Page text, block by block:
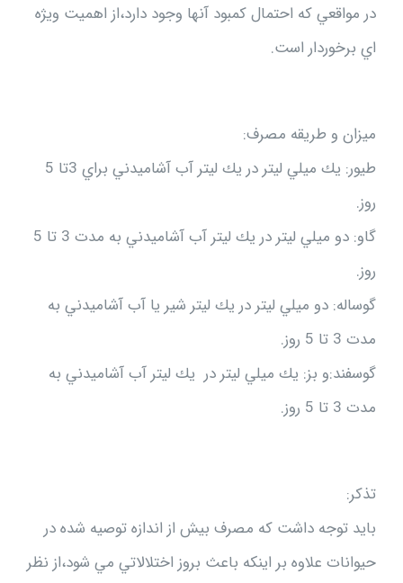
در مواقعي كه احتمال كمبود آنها وجود دارد،از اهميت ويژه
اي برخوردار است.
ميزان و طريقه مصرف:
طيور: يك ميلي ليتر در يك ليتر آب آشاميدني براي 3تا 5
روز.
گاو: دو ميلي ليتر در يك ليتر آب آشاميدني به مدت 3 تا 5
روز.
گوساله: دو ميلي ليتر در يك ليتر شير يا آب آشاميدني به
مدت 3 تا 5 روز.
گوسفند:و بز: يك ميلي ليتر در يك ليتر آب آشاميدني به
مدت 3 تا 5 روز.
تذكر:
بايد توجه داشت كه مصرف بيش از اندازه توصيه شده در
حيوانات علاوه بر اينكه باعث بروز اختلالاتي مي شود،از نظر